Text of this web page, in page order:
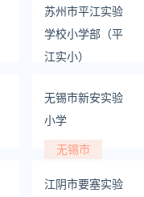
苏州市平江实验
学校小学部（平
江实小）
无锡市新安实验
小学
无锡市
江阴市要塞实验